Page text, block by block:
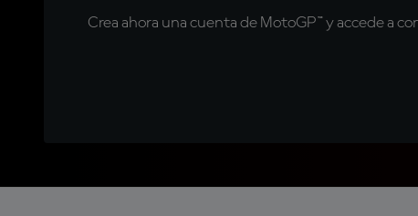
Crea ahora una cuenta de MotoGP™ y accede a